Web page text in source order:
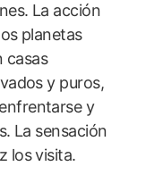
La acción
planetas
casas
y puros,
y
La sensación
los visita.